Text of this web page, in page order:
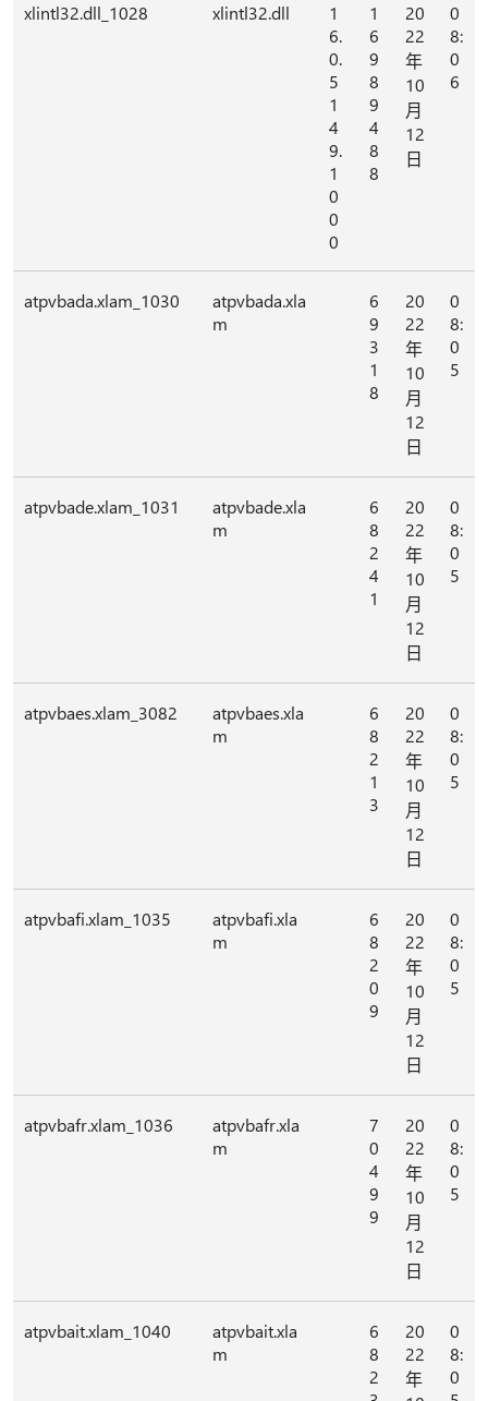
xlintl32.dll_1028 xlintl32.dll
1
6.
0.
5
1
4
9.
1
0
0
0
1
6
9
8
9
4
8
8
20
22
年
10
月
12
日
0
8:
0
6
atpvbada.xlam_1030
atpvbada.xla
m
6
9
3
1
8
20
22
年
10
月
12
日
0
8:
0
5
atpvbade.xlam_1031
atpvbade.xla
m
6
8
2
4
1
20
22
年
10
月
12
日
0
8:
0
5
atpvbaes.xlam_3082
atpvbaes.xla
m
6
8
2
1
3
20
22
年
10
月
12
日
0
8:
0
5
atpvbafi.xlam_1035
atpvbafi.xla
m
6
8
2
0
9
20
22
年
10
月
12
日
0
8:
0
5
atpvbafr.xlam_1036
atpvbafr.xla
m
7
0
4
9
9
20
22
年
10
月
12
日
0
8:
0
5
atpvbait.xlam_1040
atpvbait.xla
m
6
8
2
20
22
年
0
8:
0